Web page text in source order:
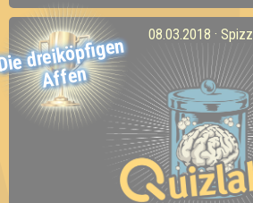
dreiköpfigen
Affen
08.03.2018 · Spizz